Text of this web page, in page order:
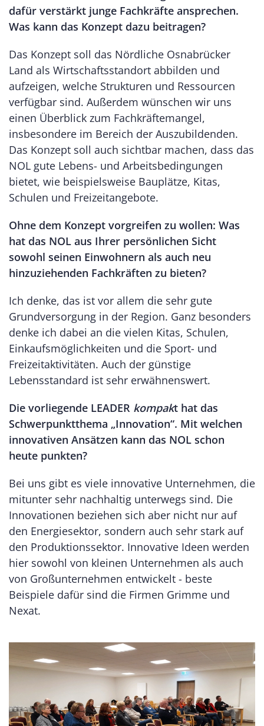
dafür verstärkt junge Fachkräfte ansprechen.
Was kann das Konzept dazu beitragen?
Das Konzept soll das Nördliche Osnabrücker
Land als Wirtschaftsstandort abbilden und
aufzeigen, welche Strukturen und Ressourcen
verfügbar sind. Außerdem wünschen wir uns
einen Überblick zum Fachkräftemangel,
insbesondere im Bereich der Auszubildenden.
Das Konzept soll auch sichtbar machen, dass das
NOL gute Lebens- und Arbeitsbedingungen
bietet, wie beispielsweise Bauplätze, Kitas,
Schulen und Freizeitangebote.
Ohne dem Konzept vorgreifen zu wollen: Was
hat das NOL aus Ihrer persönlichen Sicht
sowohl seinen Einwohnern als auch neu
hinzuziehenden Fachkräften zu bieten?
Ich denke, das ist vor allem die sehr gute
Grundversorgung in der Region. Ganz besonders
denke ich dabei an die vielen Kitas, Schulen,
Einkaufsmöglichkeiten und die Sport- und
Freizeitaktivitäten. Auch der günstige
Lebensstandard ist sehr erwähnenswert.
Die vorliegende LEADER kompakt hat das
Schwerpunktthema „Innovation“. Mit welchen
innovativen Ansätzen kann das NOL schon
heute punkten?
Bei uns gibt es viele innovative Unternehmen, die
mitunter sehr nachhaltig unterwegs sind. Die
Innovationen beziehen sich aber nicht nur auf
den Energiesektor, sondern auch sehr stark auf
den Produktionssektor. Innovative Ideen werden
hier sowohl von kleinen Unternehmen als auch
von Großunternehmen entwickelt - beste
Beispiele dafür sind die Firmen Grimme und
Nexat.